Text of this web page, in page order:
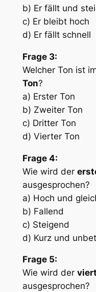
b) Er fällt und
c) Er bleibt hoch
d) Er fällt schnell
Frage 3:
Welcher Ton ist
Ton?
a) Erster Ton
b) Zweiter Ton
c) Dritter Ton
d) Vierter Ton
Frage 4:
Wie wird der
ausgesprochen?
a) Hoch und
b) Fallend
c) Steigend
d) Kurz und
Frage 5:
Wie wird der
ausgesprochen?